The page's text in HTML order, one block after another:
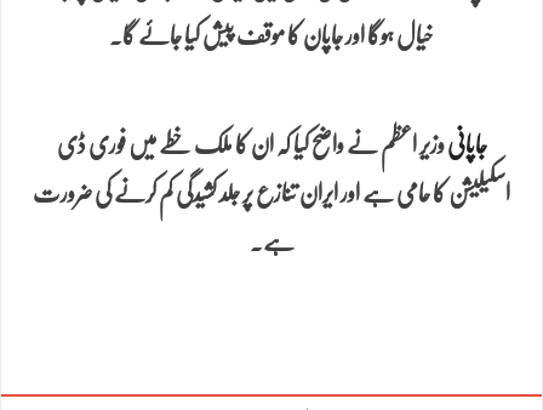
خیال ہوگا اور جاپان کا موقف پیش کیا جائے گا۔
جاپانیوزیر اعظم نے واضح کیا کہ ان کا ملک خطے میں فوری ڈی
اسکیلیشن کا حامی ہے اور ایران تنازع پر جلد کشیدگی کم کرنے کی ضرورت
ہے۔